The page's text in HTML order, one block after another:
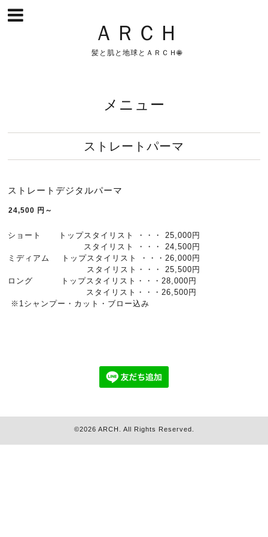
ＡＲＣＨ
髪と肌と地球とＡＲＣＨ🌐
メニュー
ストレートパーマ
ストレートデジタルパーマ
24,500 円～
ショート トップスタイリスト ・・・ 25,000円
スタイリスト ・・・ 24,500円
ミディアム トップスタイリスト ・・・26,000円
スタイリスト・・・ 25,500円
ロング トップスタイリスト・・・28,000円
スタイリスト・・・26,500円
※1シャンプー・カット・ブロー込み
©2026 ARCH . All Rights Reserved.